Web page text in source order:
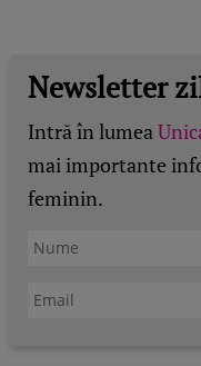
Newsletter
Intră în lumea
mai importante
feminin.